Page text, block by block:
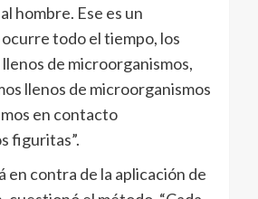
hombre. Ese es un
todo el tiempo, los
de microorganismos,
llenos de microorganismos
en contacto
figuritas”.
en contra de la aplicación de